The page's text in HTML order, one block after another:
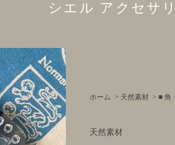
シエル アクセサ
ホーム > 天然素材 > ■ 角
天然素材